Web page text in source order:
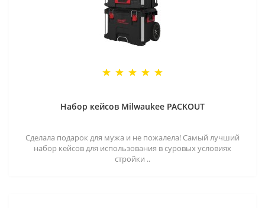
Набор кейсов Milwaukee PACKOUT
Сделала подарок для мужа и не пожалела! Самый лучший
набор кейсов для использования в суровых условиях
стройки ..